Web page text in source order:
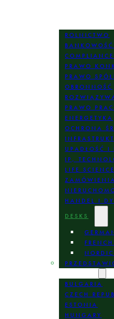
ROLNICTWO
COMPLIANCE
PRAWO
PRAWO
OBRONNOŚĆ
PRAWO
ENERGETYKA
OCHRONA
UPADŁOŚĆ I
IP,
LIFE
HANDEL I
DESKS
BULGARIA
CZECH
ESTONIA
HUNGARY